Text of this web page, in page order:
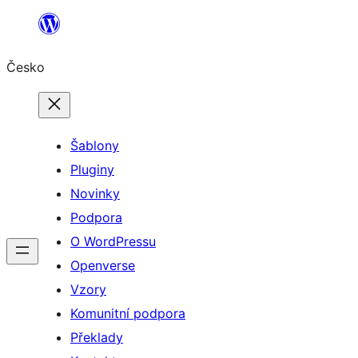
Přeskočit
obsah
Česko
Šablony
Pluginy
Novinky
Podpora
O WordPressu
Openverse
Vzory
Komunitní podpora
Překlady